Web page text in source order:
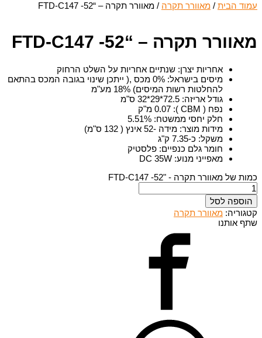
עמוד הבית / מאוורר תקרה / מאוורר תקרה – “52- FTD-C147
מאוורר תקרה – “52- FTD-C147
אחריות יצרן: שנתיים אחריות על השלט הרחוק
מיסים בישראל:
0% מכס ,( ייתכן שינוי בגובה המכס בהתאם
להחלטות רשות המיסים) 18% מע"מ
גודל אריזה: 72.5*29*32 ס"מ
נפח ( CBM )
: 0.07 מ"ק
חלק יחסי ממשטח:
5.51%
מידות מוצר: מידה -52 אינץ ( 132 ס"מ)
משקל: כ-7.35 ק"ג
חומר גלם כנפיים: פלסטיק
מאפייני מנוע:
DC 35W
כמות של מאוורר תקרה - "52- FTD-C147
הוספה לסל
קטגוריה: מאוורר תקרה
שתף אותנו